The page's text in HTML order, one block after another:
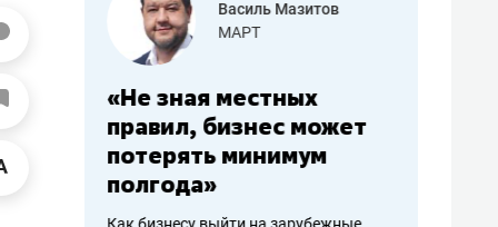
работа
Василь Мазитов
МАРТ
«Не зная местных
правил, бизнес может
потерять минимум
полгода»